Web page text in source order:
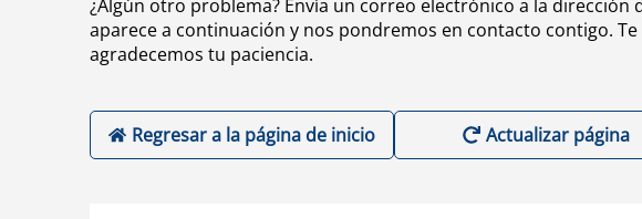
¿Algún otro problema? Envía un correo electrónico a la dirección
aparece a continuación y nos pondremos en contacto contigo. Te
agradecemos tu paciencia.
Regresar a la página de inicio Actualizar página